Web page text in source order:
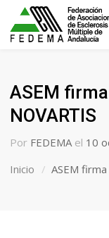
ASEM
NOVARTIS
Por FEDEMA el 10
Inicio
ASEM